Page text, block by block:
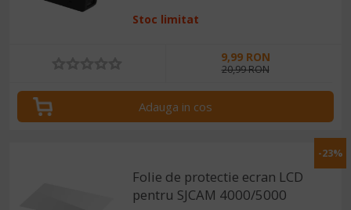
Stoc limitat
9,99 RON
20,99 RON
Adauga in cos
-23%
Folie de protectie ecran LCD
pentru SJCAM 4000/5000